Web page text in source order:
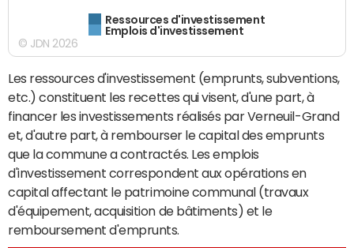
Ressources d'investissement
Emplois d'investissement
© JDN 2026
Les ressources d'investissement (emprunts, subventions,
etc.) constituent les recettes qui visent, d'une part, à
financer les investissements réalisés par Verneuil-Grand
et, d'autre part, à rembourser le capital des emprunts
que la commune a contractés. Les emplois
d'investissement correspondent aux opérations en
capital affectant le patrimoine communal (travaux
d'équipement, acquisition de bâtiments) et le
remboursement d'emprunts.